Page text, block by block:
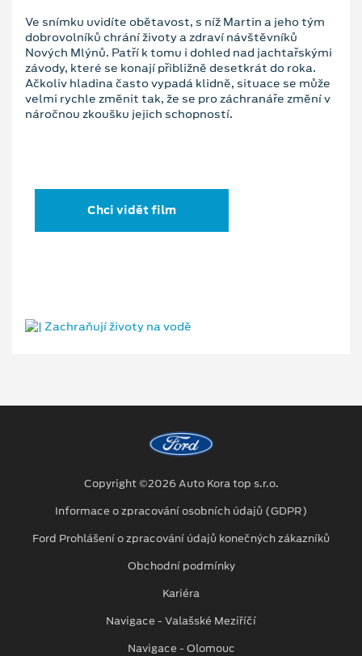
Ve snímku uvidíte obětavost, s níž Martin a jeho tým
dobrovolníků chrání životy a zdraví návštěvníků
Nových Mlýnů. Patří k tomu i dohled nad jachtařskými
závody, které se konají přibližně desetkrát do roka.
Ačkoliv hladina často vypadá klidně, situace se může
velmi rychle změnit tak, že se pro záchranáře změní v
náročnou zkoušku jejich schopností.
Chci vidět film
Copyright ©2026 Auto Kora top s.r.o.
Informace o zpracování osobních údajů (GDPR)
Ford Prohlášení o zpracování údajů konečných zákazníků
Obchodní podmínky
Kariéra
Navigace - Valašské Meziříčí
Navigace - Olomouc